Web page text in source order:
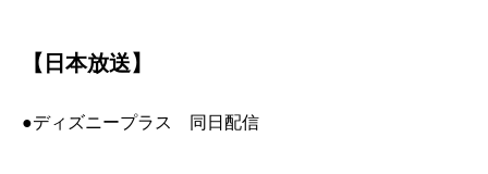
【日本放送】
●ディズニープラス 同日配信